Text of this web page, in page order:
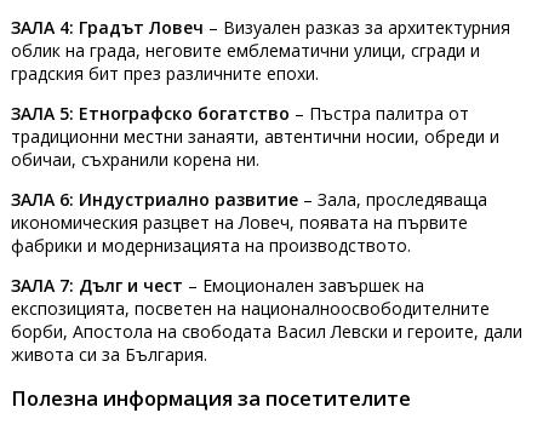
ЗАЛА 4: Градът Ловеч – Визуален разказ за архитектурния
облик на града, неговите емблематични улици, сгради и
градския бит през различните епохи.
ЗАЛА 5: Етнографско богатство – Пъстра палитра от
традиционни местни занаяти, автентични носии, обреди и
обичаи, съхранили корена ни.
ЗАЛА 6: Индустриално развитие– Зала, проследяваща
икономическия разцвет на Ловеч, появата на първите
фабрики и модернизацията на производството.
ЗАЛА 7: Дълг и чест – Емоционален завършек на
експозицията, посветен на националноосвободителните
борби, Апостола на свободата Васил Левски и героите, дали
живота си за България.
Полезна информация за посетителите